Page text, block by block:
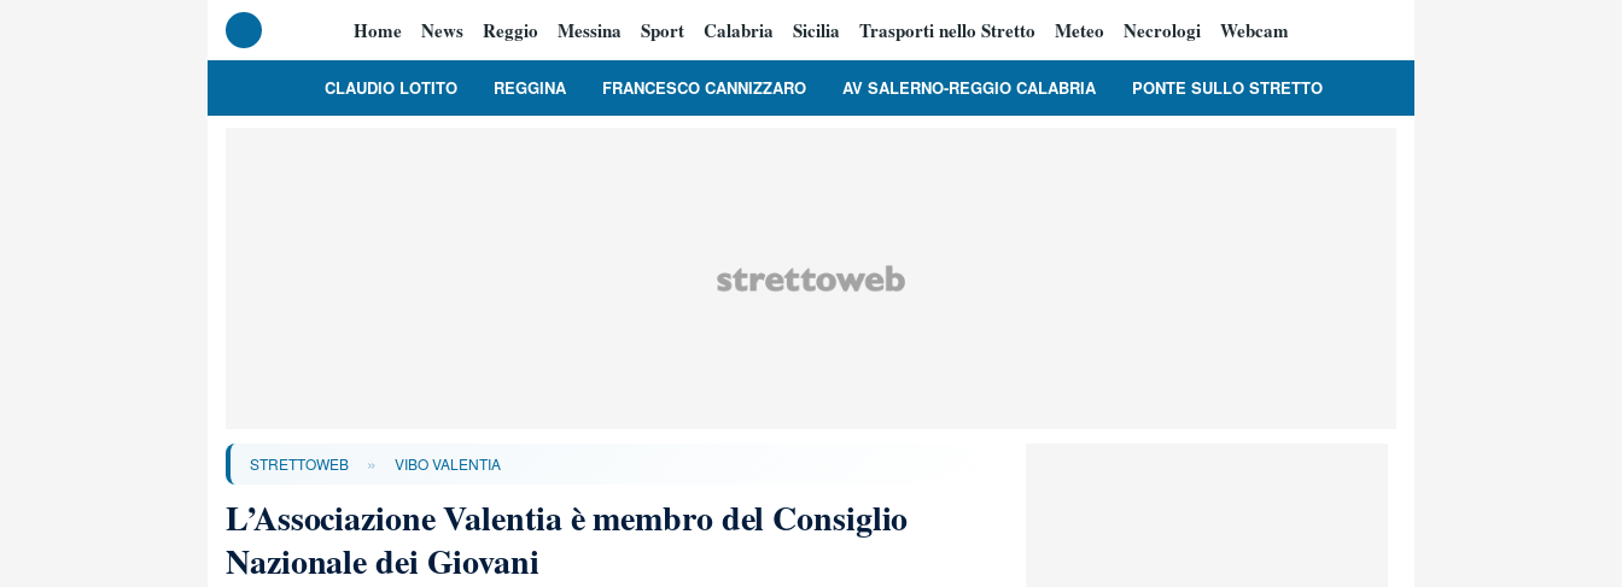
Home News Reggio Messina Sport Calabria Sicilia Trasporti nello Stretto Meteo Necrologi Webcam
CLAUDIO LOTITO REGGINA FRANCESCO CANNIZZARO AV SALERNO-REGGIO CALABRIA PONTE SULLO STRETTO
STRETTOWEB » VIBO VALENTIA
L’Associazione Valentia è membro del Consiglio
Nazionale dei Giovani